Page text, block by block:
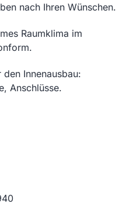
nach Ihren Wünschen.
Raumklima im
Innenausbau:
Anschlüsse.